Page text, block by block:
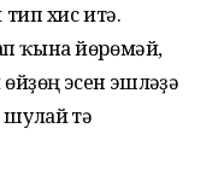
хис итә.
ҡына йөрөмәй,
эсен эшләүҙә
үтә